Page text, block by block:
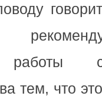
работы
тем, что